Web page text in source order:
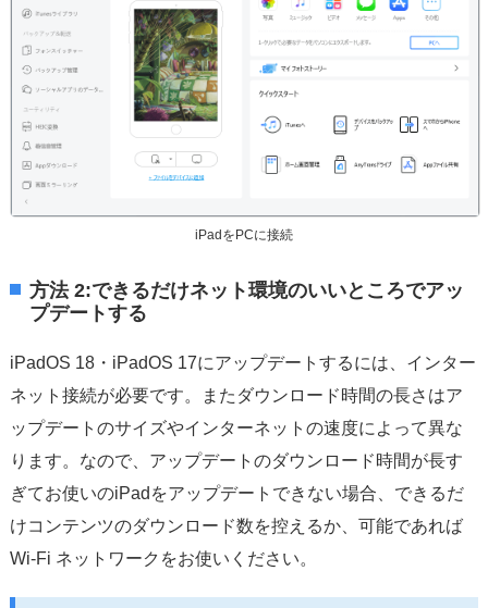
iPadをPCに接続
方法 2:できるだけネット環境のいいところでアッ
プデートする
iPadOS 18・iPadOS 17にアップデートするには、インター
ネット接続が必要です。またダウンロード時間の長さはア
ップデートのサイズやインターネットの速度によって異な
ります。なので、アップデートのダウンロード時間が長す
ぎてお使いのiPadをアップデートできない場合、できるだ
けコンテンツのダウンロード数を控えるか、可能であれば
Wi-Fi ネットワークをお使いください。